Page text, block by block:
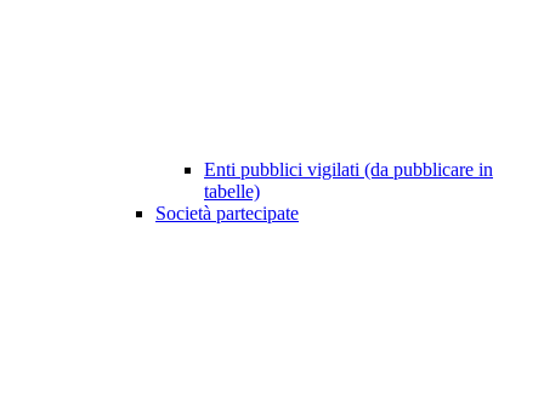
Enti pubblici vigilati (da pubblicare in
tabelle)
Società partecipate